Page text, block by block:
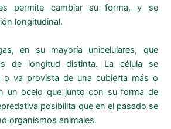
permite cambiar su forma, y se
longitudinal.
en su mayoría unicelulares, que
de longitud distinta. La célula se
o va provista de una cubierta más o
un ocelo que junto con su forma de
posibilita que en el pasado se
organismos animales.